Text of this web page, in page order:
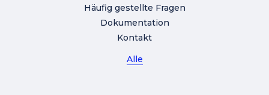
Häufig gestellte Fragen
Dokumentation
Kontakt
Alle